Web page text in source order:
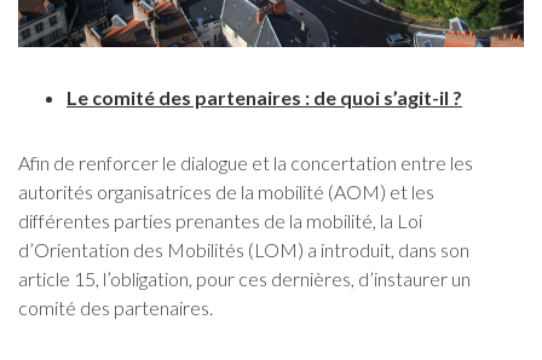
Le comité des partenaires : de quoi s’agit-il ?
Afin de renforcer le dialogue et la concertation entre les
autorités organisatrices de la mobilité (AOM) et les
différentes parties prenantes de la mobilité, la Loi
d’Orientation des Mobilités (LOM) a introduit, dans son
article 15, l’obligation, pour ces dernières, d’instaurer un
comité des partenaires.